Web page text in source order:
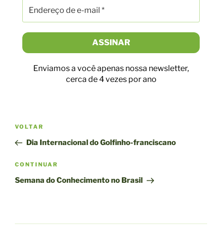
Enviamos a você apenas nossa newsletter,
cerca de 4 vezes por ano
Navegação
publicação
Postagem
anterior
VOLTAR
Dia Internacional do Golfinho-franciscano
Próxima
publicação
CONTINUAR
Semana do Conhecimento no Brasil